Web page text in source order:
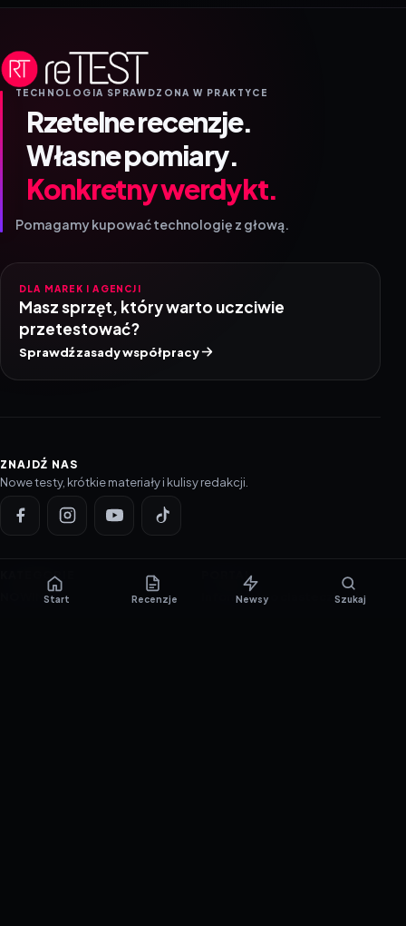
TECHNOLOGIA SPRAWDZONA W PRAKTYCE
Rzetelne recenzje.
Własne pomiary.
Konkretny werdykt.
Pomagamy kupować technologię z głową.
DLA MAREK I AGENCJI
Masz sprzęt, który warto uczciwie
przetestować?
Sprawdź zasady współpracy
ZNAJDŹ NAS
Nowe testy, krótkie materiały i kulisy redakcji.
KATEGORIE
NOWINKI
PORTAL
Informacje o ciasteczkach
Start Recenzje Newsy Szukaj